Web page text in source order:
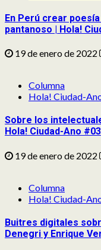
En Perú crear
pantanoso | Hola!
19 de enero de 2022
Columna
Hola! Ciudad-
Sobre los
Hola! Ciudad-Ano #03
19 de enero de 2022
Columna
Hola! Ciudad-
Buitres digitales
Denegri y Enrique